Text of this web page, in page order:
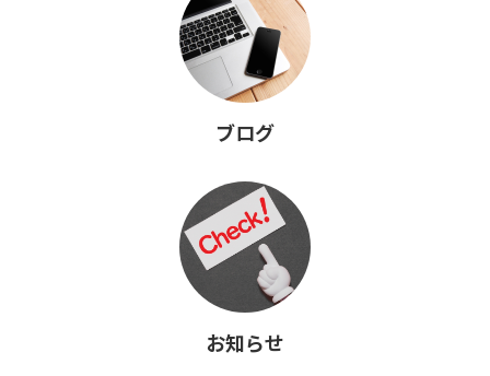
ブログ
お知らせ